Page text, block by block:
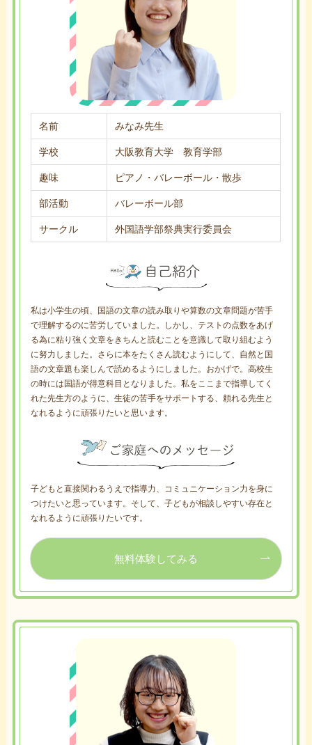
名前 みなみ先生
学校 大阪教育大学 教育学部
趣味 ピアノ・バレーボール・散歩
部活動 バレーボール部
サークル 外国語学部祭典実行委員会
私は小学生の頃、国語の文章の読み取りや算数の文章問題が苦手
で理解するのに苦労していました。しかし、テストの点数をあげ
る為に粘り強く文章をきちんと読むことを意識して取り組むよう
に努力しました。さらに本をたくさん読むようにして、自然と国
語の文章題も楽しんで読めるようにしました。おかげで。高校生
の時には国語が得意科目となりました。私をここまで指導してく
れた先生方のように、生徒の苦手をサポートする、頼れる先生と
なれるように頑張りたいと思います。
子どもと直接関わるうえで指導力、コミュニケーション力を身に
つけたいと思っています。そして、子どもが相談しやすい存在と
なれるように頑張りたいです。
無料体験してみる